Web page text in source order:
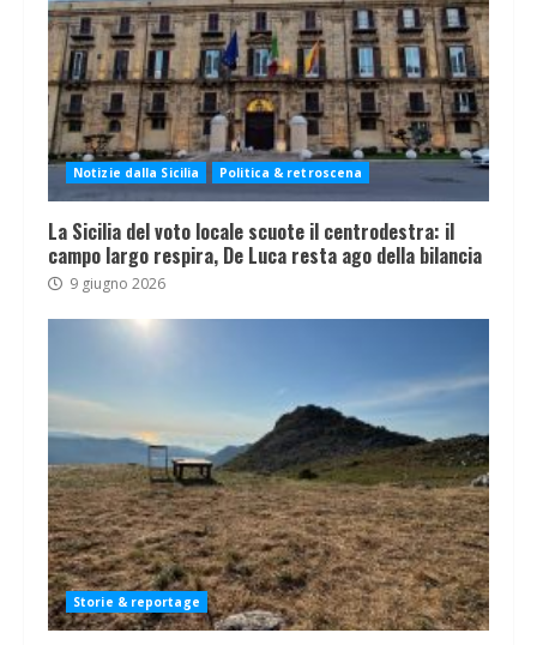
Notizie dalla Sicilia Politica & retroscena
La Sicilia del voto locale scuote il centrodestra: il
campo largo respira, De Luca resta ago della bilancia
9 giugno 2026
Storie & reportage